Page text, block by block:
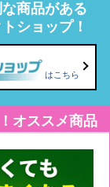
商品がある
ショップ！
はこちら
オススメ商品